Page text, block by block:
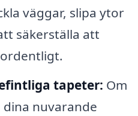
väggar, slipa ytor
säkerställa att
tapeter: Om
nuvarande